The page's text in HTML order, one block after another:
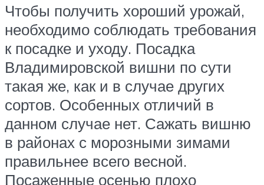
Чтобы получить хороший урожай,
необходимо соблюдать требования
к посадке и уходу. Посадка
Владимировской вишни по сути
такая же, как и в случае других
сортов. Особенных отличий в
данном случае нет. Сажать вишню
в районах с морозными зимами
правильнее всего весной.
Посаженные осенью плохо